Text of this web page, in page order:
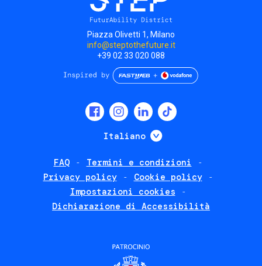
Piazza Olivetti 1, Milano
info@steptothefuture.it
+39 02 33 020 088
Italiano Mostra ulteriori
FAQ
Termini e condizioni
Privacy policy
Cookie policy
Impostazioni cookies
Dichiarazione di Accessibilità